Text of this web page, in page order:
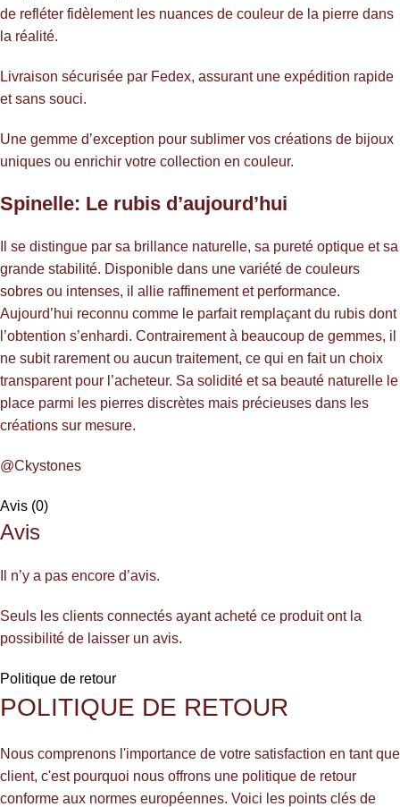
de refléter fidèlement les nuances de couleur de la pierre dans
la réalité.
Livraison sécurisée par Fedex, assurant une expédition rapide
et sans souci.
Une gemme d’exception pour sublimer vos créations de bijoux
uniques ou enrichir votre collection en couleur.
Spinelle: Le rubis d’aujourd’hui
Il se distingue par sa brillance naturelle, sa pureté optique et sa
grande stabilité. Disponible dans une variété de couleurs
sobres ou intenses, il allie raffinement et performance.
Aujourd’hui reconnu comme le parfait remplaçant du rubis dont
l’obtention s’enhardi. Contrairement à beaucoup de gemmes, il
ne subit rarement ou aucun traitement, ce qui en fait un choix
transparent pour l’acheteur. Sa solidité et sa beauté naturelle le
place parmi les pierres discrètes mais précieuses dans les
créations sur mesure.
@Ckystones
Avis (0)
Avis
Il n’y a pas encore d’avis.
Seuls les clients connectés ayant acheté ce produit ont la
possibilité de laisser un avis.
Politique de retour
POLITIQUE DE RETOUR
Nous comprenons l'importance de votre satisfaction en tant que
client, c'est pourquoi nous offrons une politique de retour
conforme aux normes européennes. Voici les points clés de